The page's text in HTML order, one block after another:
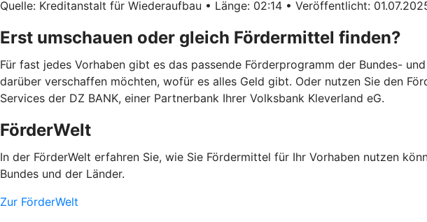
Quelle: Kreditanstalt für Wiederaufbau • Länge: 02:14 • Veröffentlicht:
Erst umschauen oder gleich Fördermittel finden?
Für fast jedes Vorhaben gibt es das passende Förderprogramm der Bundes-
darüber verschaffen möchten, wofür es alles Geld gibt. Oder nutzen Sie den
Services der DZ BANK, einer Partnerbank Ihrer Volksbank Kleverland eG.
FörderWelt
In der FörderWelt erfahren Sie, wie Sie Fördermittel für Ihr Vorhaben nutzen
Bundes und der Länder.
Zur FörderWelt